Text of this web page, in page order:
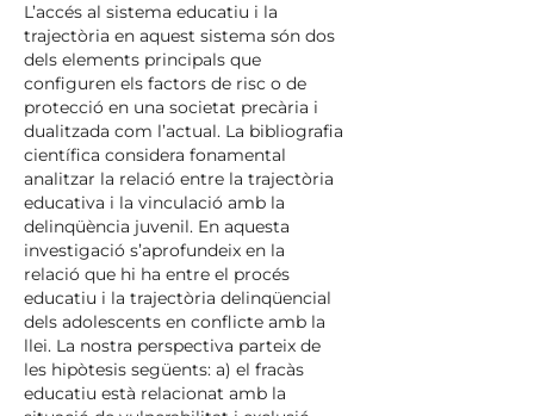
L’accés al sistema educatiu i la
trajectòria en aquest sistema són dos
dels elements principals que
configuren els factors de risc o de
protecció en una societat precària i
dualitzada com l’actual. La bibliografia
científica considera fonamental
analitzar la relació entre la trajectòria
educativa i la vinculació amb la
delinqüència juvenil. En aquesta
investigació s’aprofundeix en la
relació que hi ha entre el procés
educatiu i la trajectòria delinqüencial
dels adolescents en conflicte amb la
llei. La nostra perspectiva parteix de
les hipòtesis següents: a) el fracàs
educatiu està relacionat amb la